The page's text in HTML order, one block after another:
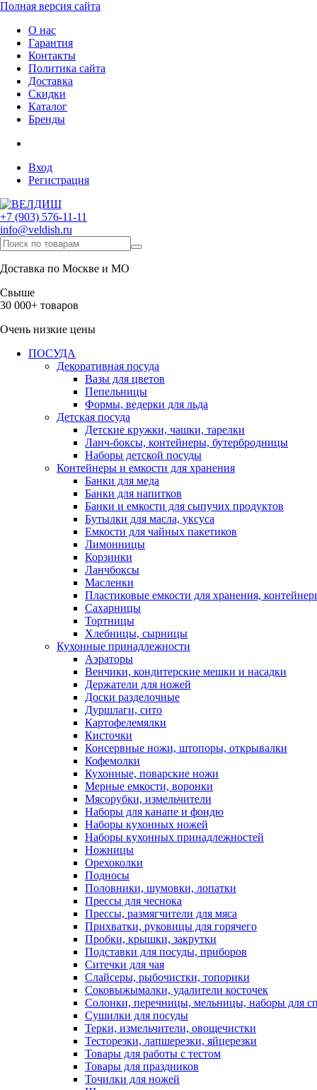
Полная версия сайта
О нас
Гарантия
Контакты
Политика сайта
Доставка
Скидки
Каталог
Бренды
Вход
Регистрация
+7 (903) 576-11-11
info@veldish.ru
Доставка по Москве и МО
Свыше
30 000+ товаров
Очень низкие цены
ПОСУДА
Декоративная посуда
Вазы для цветов
Пепельницы
Формы, ведерки для льда
Детская посуда
Детские кружки, чашки, тарелки
Ланч-боксы, контейнеры, бутербродницы
Наборы детской посуды
Контейнеры и емкости для хранения
Банки для меда
Банки для напитков
Банки и емкости для сыпучих продуктов
Бутылки для масла, уксуса
Емкости для чайных пакетиков
Лимонницы
Корзинки
Ланчбоксы
Масленки
Пластиковые емкости для хранения,
Сахарницы
Тортницы
Хлебницы, сырницы
Кухонные принадлежности
Аэраторы
Венчики, кондитерские мешки и насадки
Держатели для ножей
Доски разделочные
Дуршлаги, сито
Картофелемялки
Кисточки
Консервные ножи, штопоры, открывалки
Кофемолки
Кухонные, поварские ножи
Мерные емкости, воронки
Мясорубки, измельчители
Наборы для канапе и фондю
Наборы кухонных ножей
Наборы кухонных принадлежностей
Ножницы
Орехоколки
Подносы
Половники, шумовки, лопатки
Прессы для чеснока
Прессы, размягчители для мяса
Прихватки, руковицы для горячего
Пробки, крышки, закрутки
Подставки для посуды, приборов
Ситечки для чая
Слайсеры, рыбочистки, топорики
Соковыжымалки, удалители косточек
Солонки, перечницы, мельницы, наборы для
Сушилки для посуды
Терки, измельчители, овощечистки
Тесторезки, лапшерезки, яйцерезки
Товары для работы с тестом
Товары для праздников
Точилки для ножей